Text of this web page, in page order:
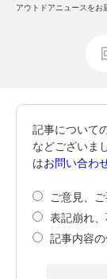
アウトドアニュースをお
記事について
などございま
はお問い合わ
ご意見、
表記崩れ
記事内容